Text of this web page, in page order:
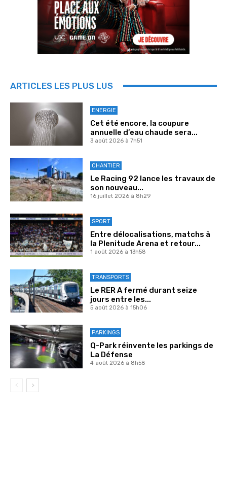
ARTICLES LES PLUS LUS
ENERGIE
Cet été encore, la coupure
annuelle d’eau chaude sera...
3 août 2026 à 7h51
CHANTIER
Le Racing 92 lance les travaux de
son nouveau...
16 juillet 2026 à 8h29
SPORT
Entre délocalisations, matchs à
la Plenitude Arena et retour...
1 août 2026 à 13h58
TRANSPORTS
Le RER A fermé durant seize
jours entre les...
5 août 2026 à 15h06
PARKINGS
Q-Park réinvente les parkings de
La Défense
4 août 2026 à 8h58